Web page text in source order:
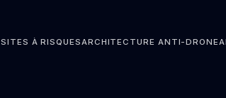
SITES À RISQUES ARCHITECTURE ANTI-DRONE